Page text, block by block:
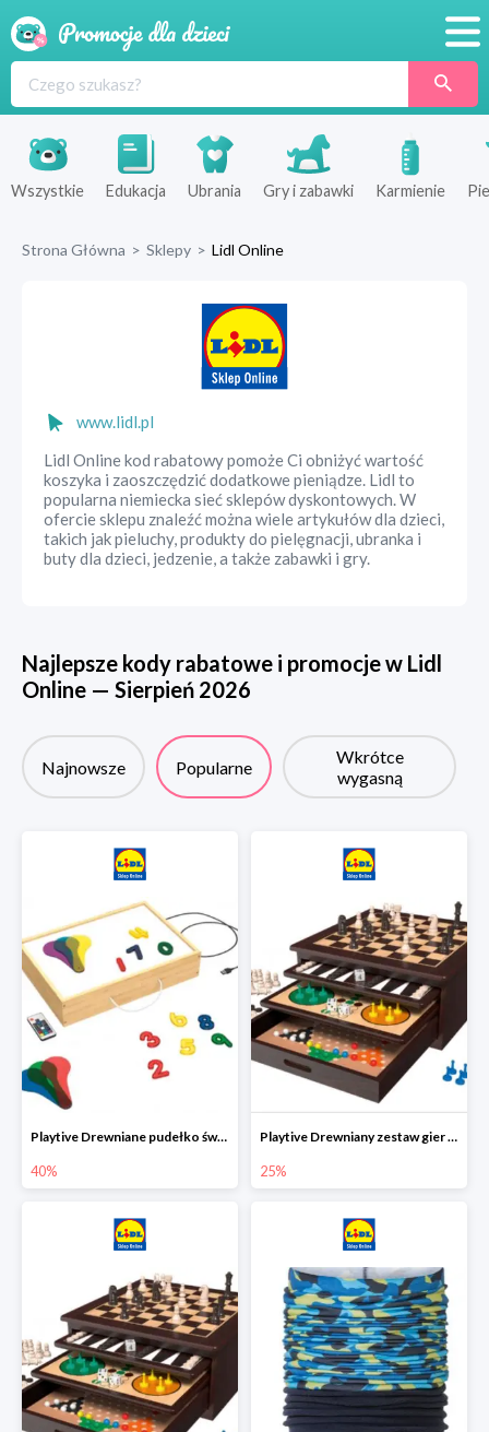
Produkty
Sklepy
Wszystkie Edukacja Ubrania Gry i zabawki Karmienie
Strona Główna > Sklepy > Lidl Online
www.lidl.pl
Lidl Online kod rabatowy pomoże Ci obniżyć wartość
koszyka i zaoszczędzić dodatkowe pieniądze. Lidl to
popularna niemiecka sieć sklepów dyskontowych. W
ofercie sklepu znaleźć można wiele artykułów dla dzieci,
takich jak pieluchy, produkty do pielęgnacji, ubranka i
buty dla dzieci, jedzenie, a także zabawki i gry.
Najlepsze kody rabatowe i promocje w Lidl
Online — Sierpień 2026
Najnowsze Popularne
Wkrótce
wygasną
Playtive Drewniane pudełko świetlne MONTESSORI
40%
Playtive Drewniany zestaw gier 10 w 1
25%